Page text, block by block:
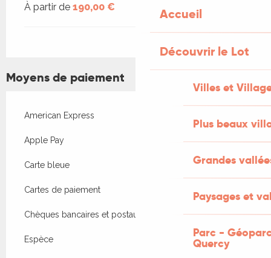
Accueil
Découvrir le Lot
Villes et
Plus beaux
Grandes
Paysages et
Parc -
Quercy
À partir de 190,00 €
Moyens de paiement
American Express
Apple Pay
Carte bleue
Cartes de paiement
Chèques bancaires et postaux
Espèce